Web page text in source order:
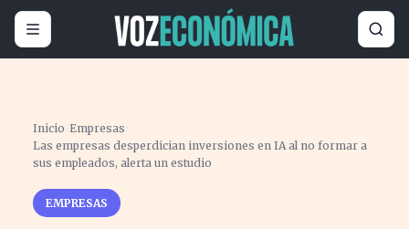
Inicio ›Empresas ›
Las empresas desperdician inversiones en IA al no formar a
sus empleados, alerta un estudio
EMPRESAS